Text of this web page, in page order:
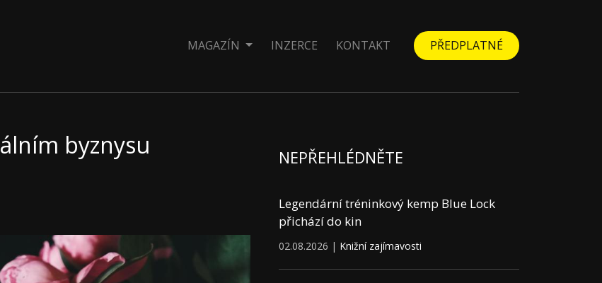
MAGAZÍN INZERCE KONTAKT PŘEDPLATNÉ
byznysu
NEPŘEHLÉDNĚTE
Legendární tréninkový kemp Blue Lock
přichází do kin
02.08.2026 | Knižní zajímavosti